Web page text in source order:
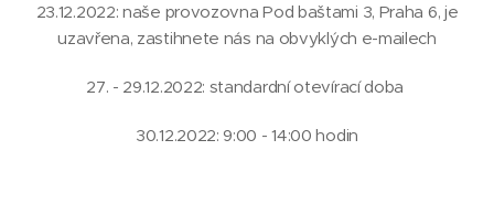
23.12.2022: naše provozovna Pod baštami 3, Praha 6, je
uzavřena, zastihnete nás na obvyklých e-mailech
27. - 29.12.2022: standardní otevírací doba
30.12.2022: 9:00 - 14:00 hodin